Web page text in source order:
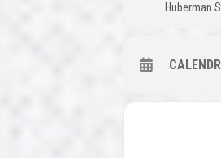
Huberman